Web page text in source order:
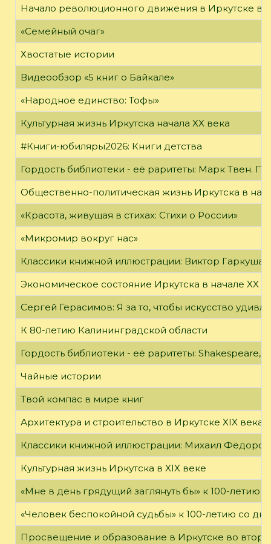
Начало революционного движения в Иркутске в
«Семейный очаг»
Хвостатые истории
Видеообзор «5 книг о Байкале»
«Народное единство: Тофы»
Культурная жизнь Иркутска начала XX века
#Книги-юбиляры2026: Книги детства
Гордость библиотеки - её раритеты: Марк Твен.
Общественно-политическая жизнь Иркутска в
«Красота, живущая в стихах: Стихи о России»
«Микромир вокруг нас»
Классики книжной иллюстрации: Виктор Гаркуша
Экономическое состояние Иркутска в начале XX
Сергей Герасимов: Я за то, чтобы искусство
К 80-летию Калининградской области
Гордость библиотеки - её раритеты: Shakespeare,
Чайные истории
Твой компас в мире книг
Архитектура и строительство в Иркутске XIX века
Классики книжной иллюстрации: Михаил Фёдоров
Культурная жизнь Иркутска в XIX веке
«Мне в день грядущий заглянуть бы» к 100-летию
«Человек беспокойной судьбы» к 100-летию со
Просвещение и образование в Иркутске во